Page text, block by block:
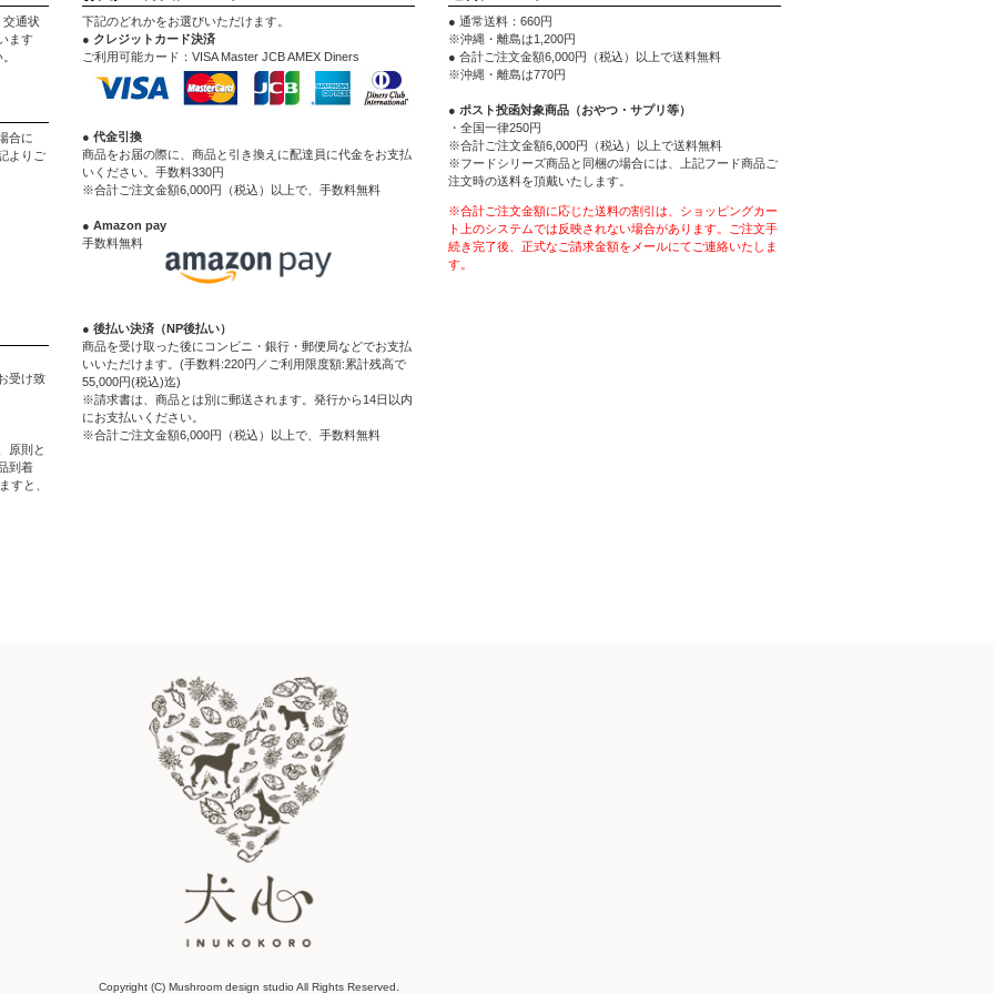
通状
ます
合に
よりご
受け致
原則と
到着
すと、
下記のどれかをお選びいただけます。
● クレジットカード決済
ご利用可能カード：VISA Master JCB AMEX Diners
● 代金引換
商品をお届の際に、商品と引き換えに配達員に代金をお支払
いください。手数料330円
※合計ご注文金額6,000円（税込）以上で、手数料無料
● Amazon pay
手数料無料
● 後払い決済（NP後払い）
商品を受け取った後にコンビニ・銀行・郵便局などでお支払
いいただけます。(手数料:220円／ご利用限度額:累計残高で
55,000円(税込)迄)
※請求書は、商品とは別に郵送されます。発行から14日以内
にお支払いください。
※合計ご注文金額6,000円（税込）以上で、手数料無料
● 通常送料：660円
※沖縄・離島は1,200円
● 合計ご注文金額6,000円（税込）以上で送料無料
※沖縄・離島は770円
● ポスト投函対象商品（おやつ・サプリ等）
・全国一律250円
※合計ご注文金額6,000円（税込）以上で送料無料
※フードシリーズ商品と同梱の場合には、上記フード商品ご
注文時の送料を頂戴いたします。
※合計ご注文金額に応じた送料の割引は、ショッピングカー
ト上のシステムでは反映されない場合があります。ご注文手
続き完了後、正式なご請求金額をメールにてご連絡いたしま
す。
Copyright (C) Mushroom design studio All Rights Reserved.